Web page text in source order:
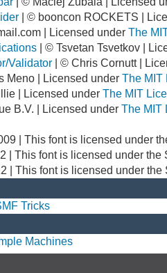
| © booncon ROCKETS |
| Licensed underThe
| © Tsvetan Tsvetkov |
Validator | © Chris Cornutt |
Meno | Licensed underThe MIT
| Licensed underThe MIT
B.V. | Licensed underThe MIT
| This font is licensed under
| This font is licensed under the
| This font is licensed under
Tricks
Machines